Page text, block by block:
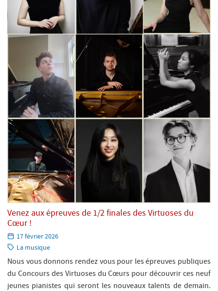
Venez aux épreuves de 1/2 finales des Virtuoses du
Cœur !
Paru
le:
17 février 2026
Catégorie:
La musique
Nous vous donnons rendez vous pour les épreuves publiques
du Concours des Virtuoses du Cœurs pour découvrir ces neuf
jeunes pianistes qui seront les nouveaux talents de demain.